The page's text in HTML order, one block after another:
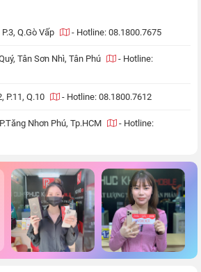
Q.Gò Vấp - Hotline: 08.1800.7675
Tân Sơn Nhì, Tân Phú - Hotline:
P.11, Q.10 - Hotline: 08.1800.7612
Nhơn Phú, Tp.HCM - Hotline: